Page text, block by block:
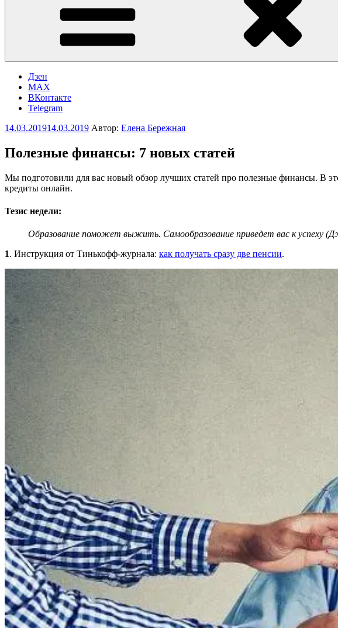
Дзен
MAX
ВКонтакте
Telegram
Опубликовано
14.03.201914.03.2019 Автор: Елена Бережная
Полезные финансы: 7 новых статей
Мы подготовили для вас новый обзор лучших статей про полезные финансы. В
кредиты онлайн.
Тезис недели:
Образование поможет выжить. Самообразование приведет вас к успеху
1. Инструкция от Тинькофф-журнала: как получать сразу две пенсии.